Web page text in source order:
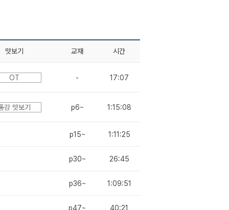
맛보기 교재 시간
OT - 17:07
강 맛보기 p6~ 1:15:08
p15~ 1:11:25
p30~ 26:45
p36~ 1:09:51
p47~ 40:21